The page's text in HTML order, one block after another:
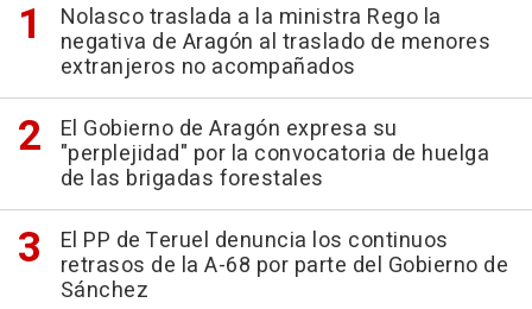
Nolasco traslada a la ministra Rego la
negativa de Aragón al traslado de menores
extranjeros no acompañados
El Gobierno de Aragón expresa su
"perplejidad" por la convocatoria de huelga
de las brigadas forestales
El PP de Teruel denuncia los continuos
retrasos de la A-68 por parte del Gobierno de
Sánchez